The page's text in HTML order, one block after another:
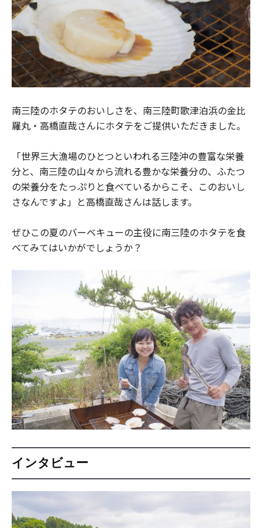
南三陸のホタテのおいしさを、南三陸町歌津泊浜の金比
羅丸・高橋直哉さんにホタテをご提供いただきました。
「世界三大漁場のひとつといわれる三陸沖の豊富な栄養
分と、南三陸の山々から流れる豊かな栄養分の、ふたつ
の栄養分をたっぷりと食べているからこそ、このおいし
さなんですよ」と高橋直哉さんは話します。
ぜひこの夏のバーベキューの主役に南三陸のホタテを食
べてみてはいかがでしょうか？
インタビュー